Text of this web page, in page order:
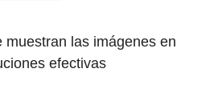
muestran las imágenes en
efectivas